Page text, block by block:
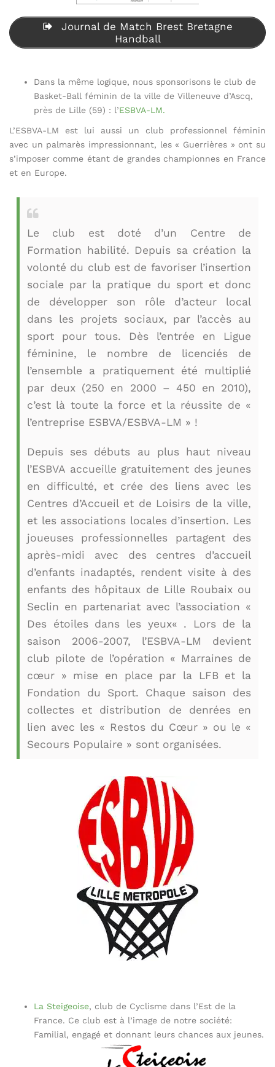
Journal de Match Brest Bretagne
Handball
Dans la même logique, nous sponsorisons le club de
Basket-Ball féminin de la ville de Villeneuve d’Ascq,
près de Lille (59) : l’ESBVA-LM.
L’ESBVA-LM est lui aussi un club professionnel féminin
avec un palmarès impressionnant, les « Guerrières » ont su
s’imposer comme étant de grandes championnes en France
et en Europe.
Le club est doté d’un Centre de
Formation habilité. Depuis sa création la
volonté du club est de favoriser l’insertion
sociale par la pratique du sport et donc
de développer son rôle d’acteur local
dans les projets sociaux, par l’accès au
sport pour tous. Dès l’entrée en Ligue
féminine, le nombre de licenciés de
l’ensemble a pratiquement été multiplié
par deux (250 en 2000 – 450 en 2010),
c’est là toute la force et la réussite de «
l’entreprise ESBVA/ESBVA-LM » !
Depuis ses débuts au plus haut niveau
l’ESBVA accueille gratuitement des jeunes
en difficulté, et crée des liens avec les
Centres d’Accueil et de Loisirs de la ville,
et les associations locales d’insertion. Les
joueuses professionnelles partagent des
après-midi avec des centres d’accueil
d’enfants inadaptés, rendent visite à des
enfants des hôpitaux de Lille Roubaix ou
Seclin en partenariat avec l’association «
Des étoiles dans les yeux« . Lors de la
saison 2006-2007, l’ESBVA-LM devient
club pilote de l’opération « Marraines de
cœur » mise en place par la LFB et la
Fondation du Sport. Chaque saison des
collectes et distribution de denrées en
lien avec les « Restos du Cœur » ou le «
Secours Populaire » sont organisées.
La Steigeoise, club de Cyclisme dans l’Est de la
France. Ce club est à l’image de notre société:
Familial, engagé et donnant leurs chances aux jeunes.